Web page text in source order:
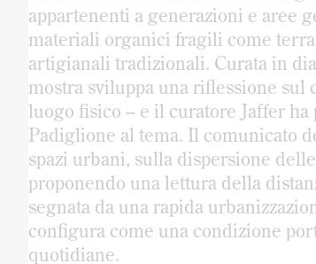
appartenenti a generazioni e aree
materiali organici fragili come
artigianali tradizionali. Curata in
mostra sviluppa una riflessione sul
luogo fisico – e il curatore Jaffer
Padiglione al tema. Il comunicato
spazi urbani, sulla dispersione
proponendo una lettura della
segnata da una rapida
configura come una condizione
quotidiane.